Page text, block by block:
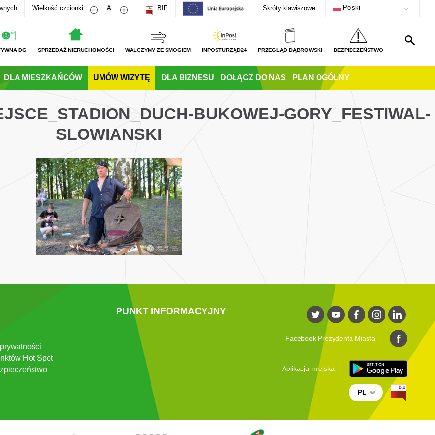
Wielkość czcionki Zmniejsz rozmiar czcionki
A Zwiększ rozmiar czcionki
BIP Skróty klawiszowe Polski
DG SPRZEDAŻ NIERUCHOMOŚCI WALCZYMY ZE SMOGIEM INPOSTURZĄD24 PRZEGLĄD DĄBROWSKI BEZPIECZEŃSTWO
DLA MIESZKAŃCÓW UMÓW WIZYTĘ DLA BIZNESU DOŁĄCZ DO NAS PLAN OGÓLNY
BUKOWEJ-GORY_FESTIWAL-
SLOWIANSKI
Hot Spot
PUNKT INFORMACYJNY
Facebook Prezydenta Miasta
Aplikacja miejska
PL